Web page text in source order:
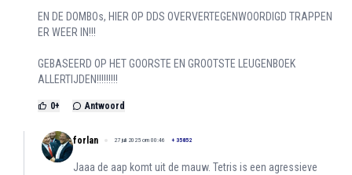
EN DE DOMBOs, HIER OP DDS OVERVERTEGENWOORDIGD TRAPPEN
ER WEER IN!!!
GEBASEERD OP HET GOORSTE EN GROOTSTE LEUGENBOEK
ALLERTIJDEN!!!!!!!!!
0+ Antwoord
forlan 27 juli 2025 om 00:46 + 35852
Jaaa de aap komt uit de mauw. Tetris is een agressieve